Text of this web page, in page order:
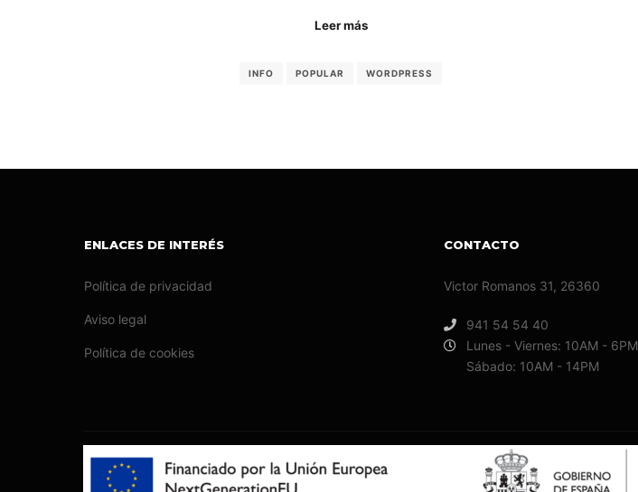
Leer más
INFO POPULAR WORDPRESS
ENLACES DE INTERÉS
Política de privacidad
Aviso legal
Política de cookies
CONTACTO
Victor Romanos 31, 26360
941 54 54 40
Lunes - Viernes: 10AM - 6PM
Sábado: 10AM - 14PM